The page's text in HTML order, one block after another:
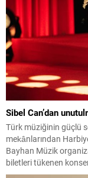
Sibel Can’dan
Türk müziğinin güçlü
mekânlarından
Bayhan Müzik
biletleri tükenen
yaklaşık üç saat